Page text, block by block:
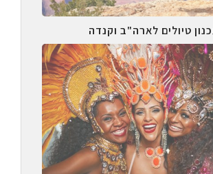
טיולים לארה"ב וקנדה